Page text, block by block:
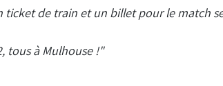
de train et un billet pour le match
tous à Mulhouse !"